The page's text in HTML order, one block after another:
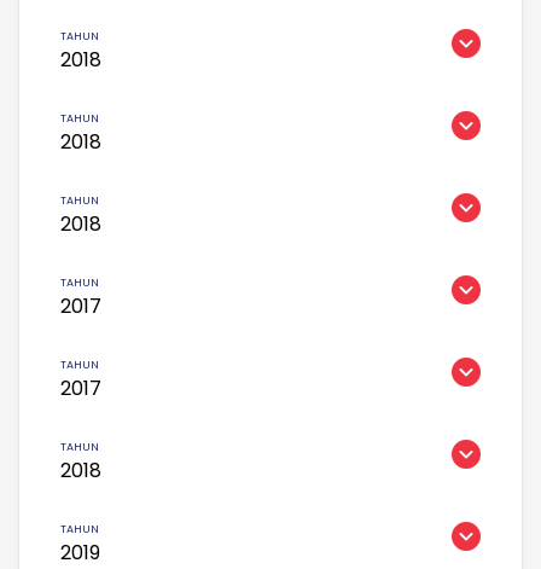
2018
2018
2018
2017
2017
2018
2019